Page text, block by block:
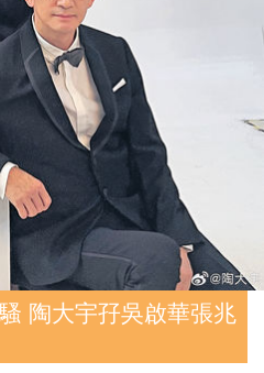
陶大宇孖吳啟華張兆